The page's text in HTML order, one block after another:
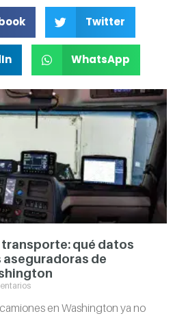
Twitter
WhatsApp
qué datos
aseguradoras de
en Washington ya no